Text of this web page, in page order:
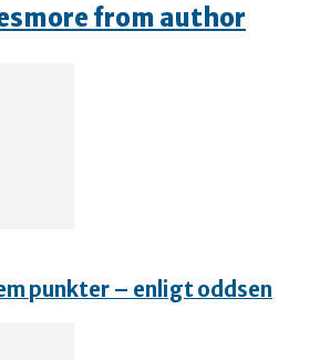
more from author
punkter – enligt oddsen